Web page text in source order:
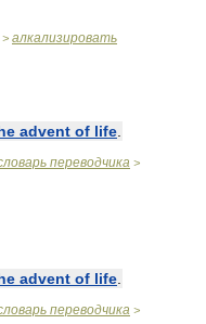
> алкализировать
advent of life
переводчика >
advent of life
переводчика >